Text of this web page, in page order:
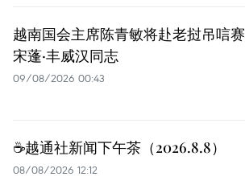
越南国会主席陈青敏将赴老挝吊唁赛
宋蓬·丰威汉同志
09/08/2026 00:43
☕️越通社新闻下午茶（2026.8.8）
08/08/2026 12:12